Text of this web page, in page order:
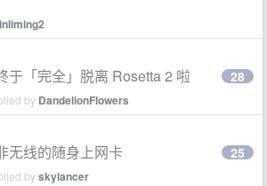
于「完全」脱离 Rosetta 2 啦
by DandelionFlowers
28
无线的随身上网卡
byskylancer
25